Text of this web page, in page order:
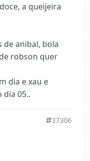
a queijeira
de anibal, bola
robson quer
dia e xau e
dia 05..
37306